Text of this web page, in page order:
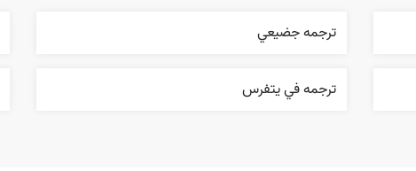
ترجمه جضيعي
ترجمه في يتفرس